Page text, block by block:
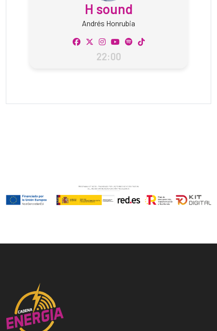
H sound
Andrés Honrubia
22:00